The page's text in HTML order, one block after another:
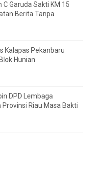
C Garuda Sakti KM 15
Berita Tanpa
Kalapas Pekanbaru
Hunian
DPD Lembaga
Provinsi Riau Masa Bakti